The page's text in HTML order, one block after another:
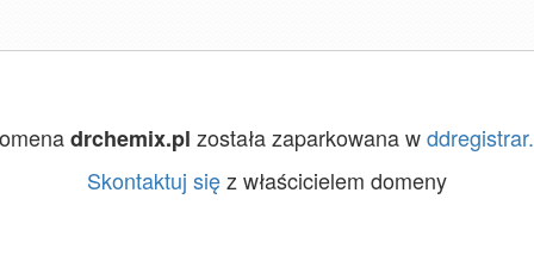
drchemix.pl została zaparkowana w
Skontaktuj sięz właścicielem domeny